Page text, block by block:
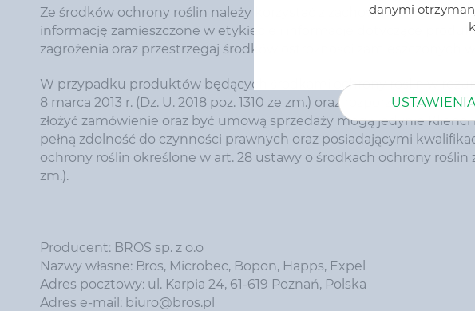
Ze środków ochrony roślin należy korzystać z zachowaniem
informację zamieszczone w etykiecie i informacje dotyczące
zagrożenia oraz przestrzegaj środków ostrożności zamieszczonych w
W przypadku produktów będących środkami ochrony roślin w
8 marca 2013 r. (Dz. U. 2018 poz. 1310 ze zm.) oraz rozporządzenia nr
złożyć zamówienie oraz być umową sprzedaży mogą jedynie
pełną zdolność do czynności prawnych oraz posiadającymi
ochrony roślin określone w art. 28 ustawy o środkach ochrony roślin z
zm.).
Producent: BROS sp. z o.o
Nazwy własne: Bros, Microbec, Bopon, Happs, Expel
Adres pocztowy: ul. Karpia 24, 61-619 Poznań, Polska
Adres e-mail: biuro@bros.pl
danymi
USTAWIENIA